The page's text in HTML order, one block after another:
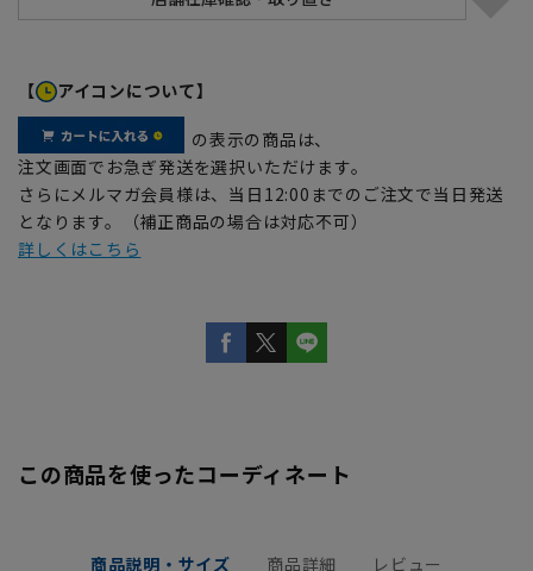
【 アイコンについて】
の表示の商品は、
注文画面でお急ぎ発送を選択いただけます。
さらにメルマガ会員様は、当日12:00までのご注文で当日発送
となります。（補正商品の場合は対応不可）
詳しくはこちら
この商品を使ったコーディネート
商品説明・サイズ 商品詳細 レビュー